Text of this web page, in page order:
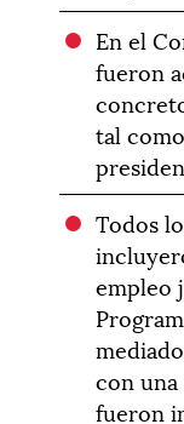
En el
fueron
tal
Todos
empleo
con
fueron